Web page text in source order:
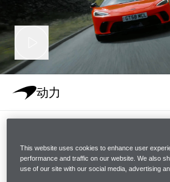
动力
动力
This website uses cookies to enhance user
performance and traffic on our website. We also
use of our site with our social media, advertising